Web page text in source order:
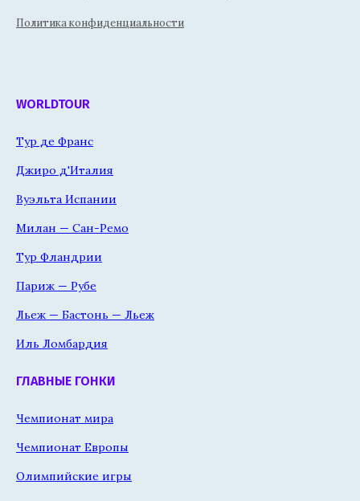
Политика конфиденциальности
WORLDTOUR
Тур де Франс
Джиро д'Италия
Вуэльта Испании
Милан — Сан-Ремо
Тур Фландрии
Париж — Рубе
Льеж — Бастонь — Льеж
Иль Ломбардия
ГЛАВНЫЕ ГОНКИ
Чемпионат мира
Чемпионат Европы
Олимпийские игры